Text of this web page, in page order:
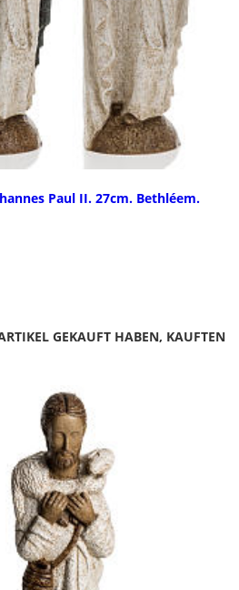
Paul II. 27cm. Bethléem.
GEKAUFT HABEN, KAUFTEN